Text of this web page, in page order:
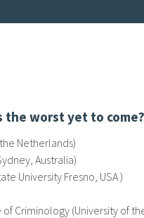
worst yet to come?
Netherlands
Australia
University Fresno, USA
Criminology (University of